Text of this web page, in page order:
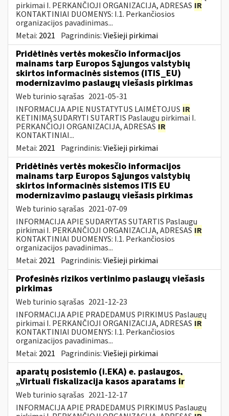
pirkimai I. PERKANČIOJI ORGANIZACIJA, ADRESAS IR
KONTAKTINIAI DUOMENYS: I.1. Perkančiosios
organizacijos pavadinimas...
Metai: 2021 Pagrindinis:Viešieji pirkimai
Pridėtinės vertės mokesčio informacijos
mainams tarp Europos Sąjungos valstybių
skirtos informacinės sistemos (ITIS_EU)
modernizavimo paslaugų viešasis pirkimas
Web turinio sąrašas 2021-05-31
INFORMACIJA APIE NUSTATYTUS LAIMĖTOJUS IR
KETINIMĄ SUDARYTI SUTARTIS Paslaugų pirkimai I.
PERKANČIOJI ORGANIZACIJA, ADRESAS IR
KONTAKTINIAI...
Metai: 2021 Pagrindinis:Viešieji pirkimai
Pridėtinės vertės mokesčio informacijos
mainams tarp Europos Sąjungos valstybių
skirtos informacinės sistemos ITIS EU
modernizavimo paslaugų viešasis pirkimas
Web turinio sąrašas 2021-07-09
INFORMACIJA APIE SUDARYTAS SUTARTIS Paslaugų
pirkimai I. PERKANČIOJI ORGANIZACIJA, ADRESAS IR
KONTAKTINIAI DUOMENYS: I.1. Perkančiosios
organizacijos pavadinimas...
Metai: 2021 Pagrindinis:Viešieji pirkimai
Profesinės rizikos vertinimo paslaugų viešasis
pirkimas
Web turinio sąrašas 2021-12-23
INFORMACIJA APIE PRADEDAMUS PIRKIMUS Paslaugų
pirkimai I. PERKANČIOJI ORGANIZACIJA, ADRESAS IR
KONTAKTINIAI DUOMENYS: I.1. Perkančiosios
organizacijos pavadinimas...
Metai: 2021 Pagrindinis:Viešieji pirkimai
aparatų posistemio (i.EKA) e. paslaugos,
„Virtuali fiskalizacija kasos aparatams ir
Web turinio sąrašas 2021-12-17
INFORMACIJA APIE PRADEDAMUS PIRKIMUS Paslaugų